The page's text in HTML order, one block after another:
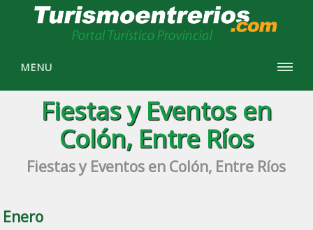
MENU
Fiestas y Eventos en
Colón, Entre Ríos
Fiestas y Eventos en Colón, Entre Ríos
Enero